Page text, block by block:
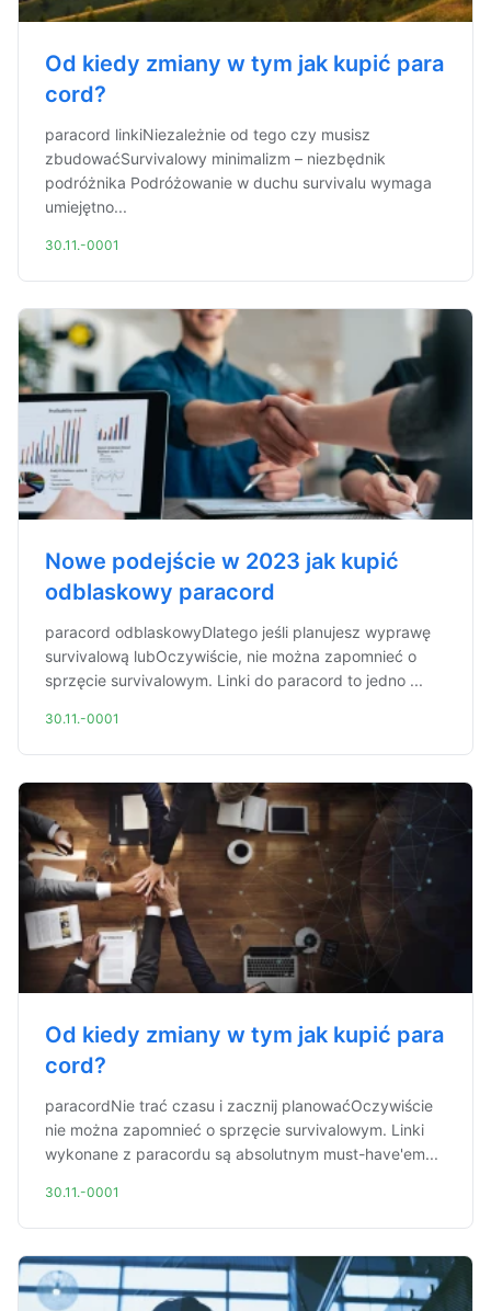
Od kiedy zmiany w tym jak kupić para
cord?
paracord linkiNiezależnie od tego czy musisz
zbudowaćSurvivalowy minimalizm – niezbędnik
podróżnika Podróżowanie w duchu survivalu wymaga
umiejętno...
30.11.-0001
Nowe podejście w 2023 jak kupić
odblaskowy paracord
paracord odblaskowyDlatego jeśli planujesz wyprawę
survivalową lubOczywiście, nie można zapomnieć o
sprzęcie survivalowym. Linki do paracord to jedno ...
30.11.-0001
Od kiedy zmiany w tym jak kupić para
cord?
paracordNie trać czasu i zacznij planowaćOczywiście
nie można zapomnieć o sprzęcie survivalowym. Linki
wykonane z paracordu są absolutnym must-have'em...
30.11.-0001